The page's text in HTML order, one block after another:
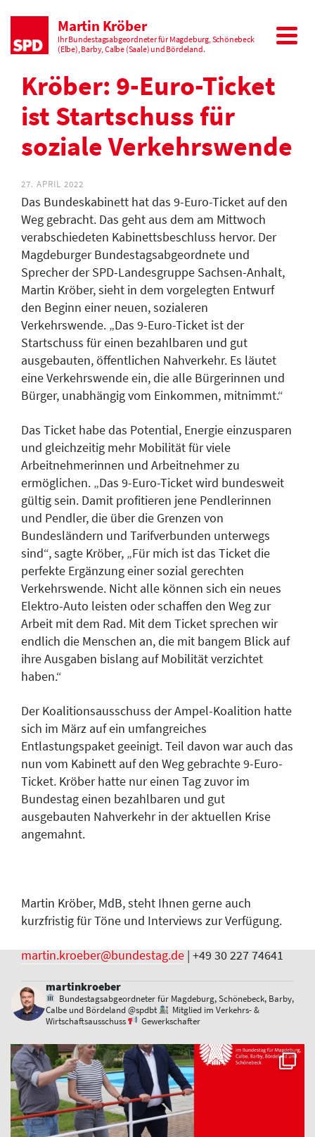
Martin Kröber
Ihr Bundestagsabgeordneter für Magdeburg, Schönebeck
(Elbe), Barby, Calbe (Saale) und Bördeland.
Kröber: 9-Euro-Ticket
ist Startschuss für
soziale Verkehrswende
27. APRIL 2022
Das Bundeskabinett hat das 9-Euro-Ticket auf den
Weg gebracht. Das geht aus dem am Mittwoch
verabschiedeten Kabinettsbeschluss hervor. Der
Magdeburger Bundestagsabgeordnete und
Sprecher der SPD-Landesgruppe Sachsen-Anhalt,
Martin Kröber, sieht in dem vorgelegten Entwurf
den Beginn einer neuen, sozialeren
Verkehrswende. „Das 9-Euro-Ticket ist der
Startschuss für einen bezahlbaren und gut
ausgebauten, öffentlichen Nahverkehr. Es läutet
eine Verkehrswende ein, die alle Bürgerinnen und
Bürger, unabhängig vom Einkommen, mitnimmt.“
Das Ticket habe das Potential, Energie einzusparen
und gleichzeitig mehr Mobilität für viele
Arbeitnehmerinnen und Arbeitnehmer zu
ermöglichen. „Das 9-Euro-Ticket wird bundesweit
gültig sein. Damit profitieren jene Pendlerinnen
und Pendler, die über die Grenzen von
Bundesländern und Tarifverbunden unterwegs
sind“, sagte Kröber, „Für mich ist das Ticket die
perfekte Ergänzung einer sozial gerechten
Verkehrswende. Nicht alle können sich ein neues
Elektro-Auto leisten oder schaffen den Weg zur
Arbeit mit dem Rad. Mit dem Ticket sprechen wir
endlich die Menschen an, die mit bangem Blick auf
ihre Ausgaben bislang auf Mobilität verzichtet
haben.“
Der Koalitionsausschuss der Ampel-Koalition hatte
sich im März auf ein umfangreiches
Entlastungspaket geeinigt. Teil davon war auch das
nun vom Kabinett auf den Weg gebrachte 9-Euro-
Ticket. Kröber hatte nur einen Tag zuvor im
Bundestag einen bezahlbaren und gut
ausgebauten Nahverkehr in der aktuellen Krise
angemahnt.
Martin Kröber, MdB, steht Ihnen gerne auch
kurzfristig für Töne und Interviews zur Verfügung.
martin.kroeber@bundestag.de| +49 30 227 74641
martinkroeber
Bundestagsabgeordneter für Magdeburg, Schönebeck, Barby,
Calbe und Bördeland @spdbt
Mitglied im Verkehrs- &
Wirtschaftsausschuss
Gewerkschafter